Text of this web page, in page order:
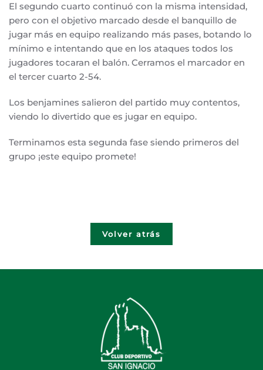
El segundo cuarto continuó con la misma intensidad,
pero con el objetivo marcado desde el banquillo de
jugar más en equipo realizando más pases, botando lo
mínimo e intentando que en los ataques todos los
jugadores tocaran el balón. Cerramos el marcador en
el tercer cuarto 2-54.
Los benjamines salieron del partido muy contentos,
viendo lo divertido que es jugar en equipo.
Terminamos esta segunda fase siendo primeros del
grupo ¡este equipo promete!
Volver atrás